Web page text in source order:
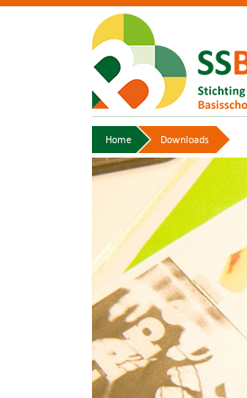
Home Downloads